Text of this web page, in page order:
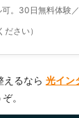
。30日無料体験
さい）
えるなら 光イン
。